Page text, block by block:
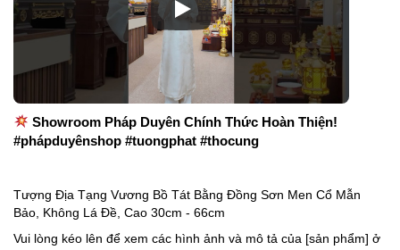
Showroom Pháp Duyên Chính Thức Hoàn Thiện!
#phápduyênshop #tuongphat #thocung
Tượng Địa Tạng Vương Bồ Tát Bằng Đồng Sơn Men Cổ Mẫn
Bảo, Không Lá Đề, Cao 30cm - 66cm
Vui lòng kéo lên để xem các hình ảnh và mô tả của [sản phẩm] ở